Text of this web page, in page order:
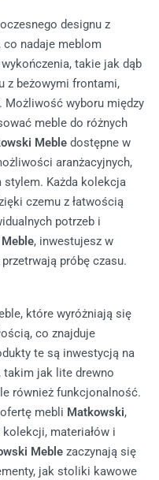
designu z
co nadaje meblom
takie jak dąb
z beżowymi frontami,
Możliwość wyboru między
meble do różnych
Meble dostępne w
aranżacyjnych,
stylem. Każda kolekcja
czemu z łatwością
potrzeb i
, inwestujesz w
próbę czasu.
które wyróżniają się
co znajduje
te są inwestycją na
takim jak lite drewno
również funkcjonalność.
mebli Matkowski,
materiałów i
Meble zaczynają się
jak stoliki kawowe